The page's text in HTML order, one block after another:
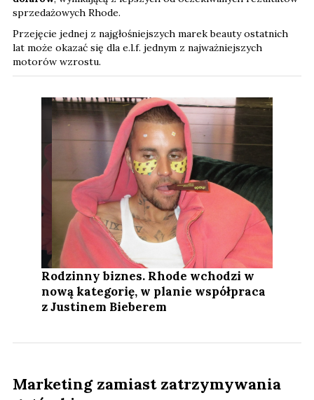
sprzedażowych Rhode.
Przejęcie jednej z najgłośniejszych marek beauty ostatnich
lat może okazać się dla e.l.f. jednym z najważniejszych
motorów wzrostu.
Rodzinny biznes. Rhode wchodzi w
nową kategorię, w planie współpraca
z Justinem Bieberem
Marketing zamiast zatrzymywania